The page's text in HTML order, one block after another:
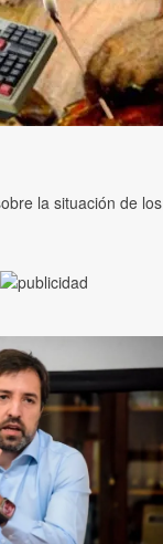
la situación de